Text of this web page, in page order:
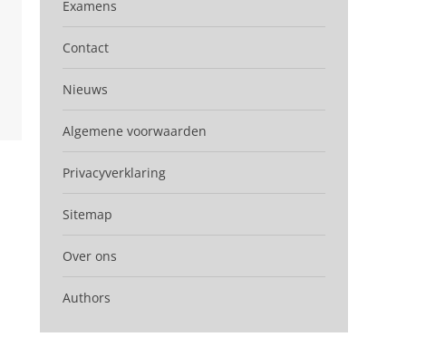
Examens
Contact
Nieuws
Algemene voorwaarden
Privacyverklaring
Sitemap
Over ons
Authors